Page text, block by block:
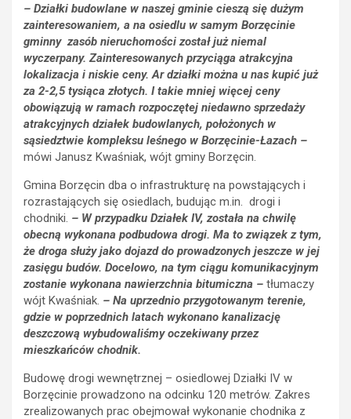
– Działki budowlane w naszej gminie cieszą się dużym
zainteresowaniem, a na osiedlu w samym Borzęcinie
gminny zasób nieruchomości został już niemal
wyczerpany. Zainteresowanych przyciąga atrakcyjna
lokalizacja i niskie ceny. Ar działki można u nas kupić już
za 2-2,5 tysiąca złotych. I takie mniej więcej ceny
obowiązują w ramach rozpoczętej niedawno sprzedaży
atrakcyjnych działek budowlanych, położonych w
sąsiedztwie kompleksu leśnego w Borzęcinie-Łazach –
mówi Janusz Kwaśniak, wójt gminy Borzęcin.
Gmina Borzęcin dba o infrastrukturę na powstających i
rozrastających się osiedlach, budując m.in. drogi i
chodniki. – W przypadku Działek IV, została na chwilę
obecną wykonana podbudowa drogi. Ma to związek z tym,
że droga służy jako dojazd do prowadzonych jeszcze w jej
zasięgu budów. Docelowo, na tym ciągu komunikacyjnym
zostanie wykonana nawierzchnia bitumiczna – tłumaczy
wójt Kwaśniak. – Na uprzednio przygotowanym terenie,
gdzie w poprzednich latach wykonano kanalizację
deszczową wybudowaliśmy oczekiwany przez
mieszkańców chodnik.
Budowę drogi wewnętrznej – osiedlowej Działki IV w
Borzęcinie prowadzono na odcinku 120 metrów. Zakres
zrealizowanych prac obejmował wykonanie chodnika z